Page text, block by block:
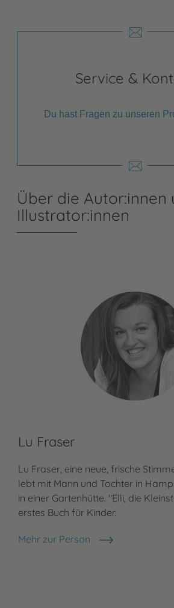
Service &
Du hast Fragen zu unseren
Über die Autor:innen
Illustrator:innen
Lu Fraser
Lu Fraser, eine neue, frische
lebt mit Mann und Tochter in
in einer Gartenhütte. "Elli, die
erstes Buch für Kinder.
Mehr zur Person
Lu Fraser